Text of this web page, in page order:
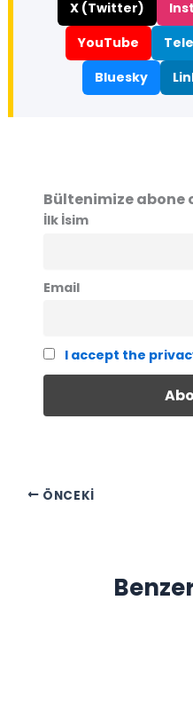
X (Twitter)
YouTube
Bluesky
Bültenimize abone
İlk İsim
Email
I accept the
ÖNCEKI